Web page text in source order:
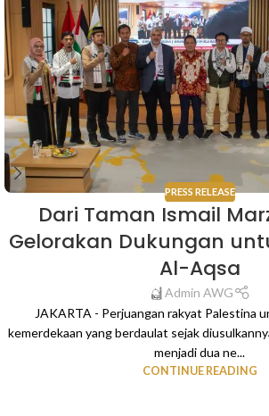
PRESS RELEASE
Dari Taman Ismail
Gelorakan Dukungan
Al-Aqsa
Admin AWG
JAKARTA - Perjuangan rakyat Palestina
kemerdekaan yang berdaulat sejak
menjadi dua ne...
CONTINUE READING